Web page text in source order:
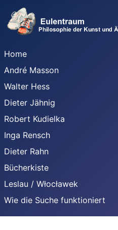
Home
André Masson
Walter Hess
Dieter Jähnig
Robert Kudielka
Inga Rensch
Dieter Rahn
Bücherkiste
Leslau / Włocławek
Wie die Suche funktioniert